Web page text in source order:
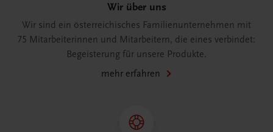
Wir über uns
Wir sind ein österreichisches Familienunternehmen mit
75 Mitarbeiterinnen und Mitarbeitern, die eines verbindet:
Begeisterung für unsere Produkte.
mehr erfahren